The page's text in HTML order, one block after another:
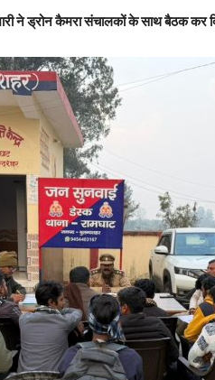
ने ड्रोन कैमरा संचालकों के साथ बैठक कर